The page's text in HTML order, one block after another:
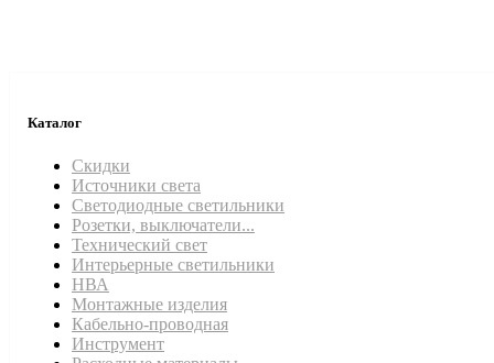
Каталог
Скидки
Источники света
Светодиодные светильники
Розетки, выключатели...
Технический свет
Интерьерные светильники
НВА
Монтажные изделия
Кабельно-проводная
Инструмент